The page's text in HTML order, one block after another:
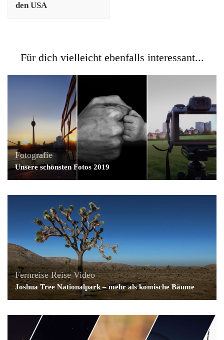
den USA
Für dich vielleicht ebenfalls interessant...
Fotografie
Unsere schönsten Fotos 2019
Fernreise Reise Video
Joshua Tree Nationalpark – mehr als komische Bäume